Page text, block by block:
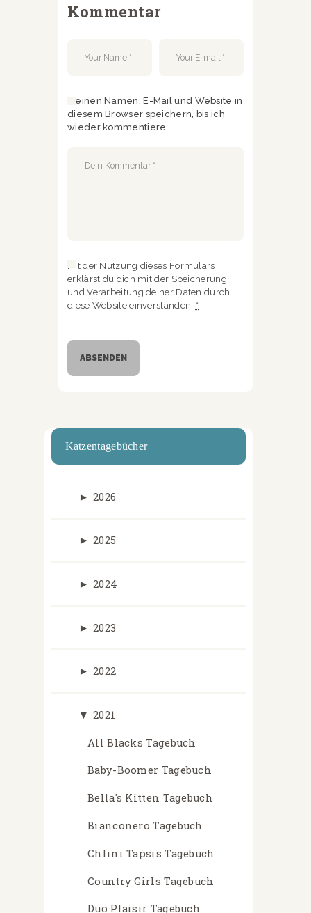
Kommentar
Meinen Namen, E-Mail und Website in
diesem Browser speichern, bis ich
wieder kommentiere.
Mit der Nutzung dieses Formulars
erklärst du dich mit der Speicherung
und Verarbeitung deiner Daten durch
diese Website einverstanden. *
Katzentagebücher
► 2026
► 2025
► 2024
► 2023
► 2022
▼ 2021
All Blacks Tagebuch
Baby-Boomer Tagebuch
Bella's Kitten Tagebuch
Bianconero Tagebuch
Chlini Tapsis Tagebuch
Country Girls Tagebuch
Duo Plaisir Tagebuch